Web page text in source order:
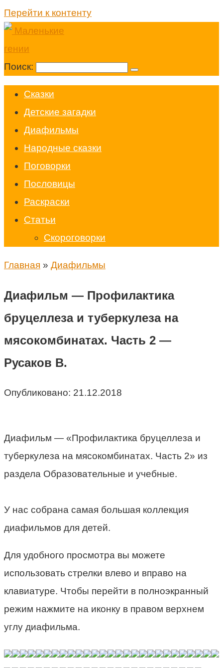
Перейти к контенту
Поиск:
Cказки
Детские загадки
Диафильмы
Народные сказки
Поговорки
Пословицы
Раскраски
Статьи
Скороговорки
Главная » Диафильмы
Диафильм — Профилактика
бруцеллеза и туберкулеза на
мясокомбинатах. Часть 2 —
Русаков В.
Опубликовано: 21.12.2018
Диафильм — «Профилактика бруцеллеза и
туберкулеза на мясокомбинатах. Часть 2» из
раздела Образовательные и учебные.
У нас собрана самая большая коллекция
диафильмов для детей.
Для удобного просмотра вы можете
использовать стрелки влево и вправо на
клавиатуре. Чтобы перейти в полноэкранный
режим нажмите на иконку в правом верхнем
углу диафильма.